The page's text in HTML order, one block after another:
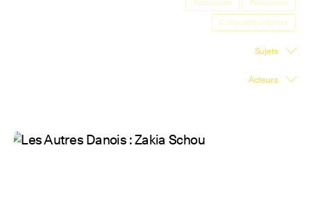
En
Percussion
Percussion
Compositeur danois
Sujets
Acteurs